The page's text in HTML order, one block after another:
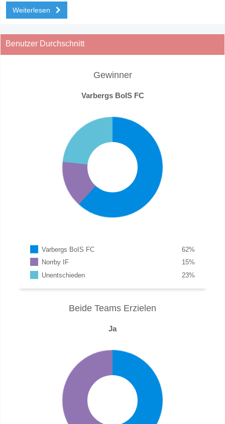
Weiterlesen
Benutzer Durchschnitt
Gewinner
Varbergs BoIS FC
Varbergs BoIS FC %
62
Norrby IF
%
15
Unentschieden
%
23
Beide Teams Erzielen
Ja